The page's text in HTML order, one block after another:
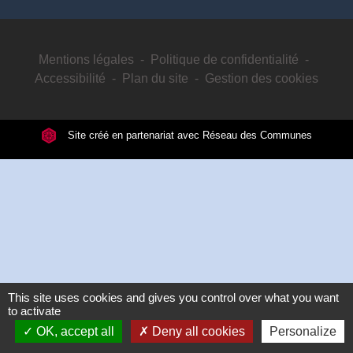
Mentions légales - Politique de confidentialité -
Accessibilité - Plan du site - Gestion des cookies
Site créé en partenariat avec Réseau des Communes
This site uses cookies and gives you control over what you want
to activate
OK, accept all
Deny all cookies Personalize